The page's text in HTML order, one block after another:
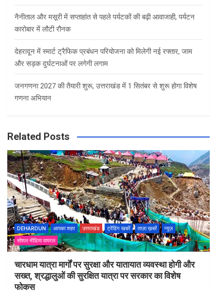
नैनीताल और मसूरी में सप्ताहांत से पहले पर्यटकों की बढ़ी आवाजाही, पर्यटन
कारोबार में लौटी रौनक
देहरादून में स्मार्ट ट्रैफिक प्रबंधन परियोजना को मिलेगी नई रफ्तार, जाम
और सड़क दुर्घटनाओं पर लगेगी लगाम
जनगणना 2027 की तैयारी शुरू, उत्तराखंड में 1 सितंबर से शुरू होगा विशेष
गणना अभियान
Related Posts
DEHARDUN आपका शहर उत्तराखंड ट्रेंडिंग खबरें ताज़ा ख़बरें
न्यूज़
सोशल मीडिया वायरल
चारधाम यात्रा मार्गों पर सुरक्षा और यातायात व्यवस्था होगी और
सख्त, श्रद्धालुओं की सुरक्षित यात्रा पर सरकार का विशेष
फोकस